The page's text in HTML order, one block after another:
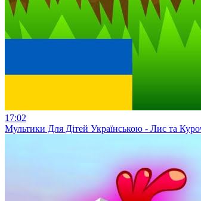
17:02
Мультики Для Дітей Українською - Лис та